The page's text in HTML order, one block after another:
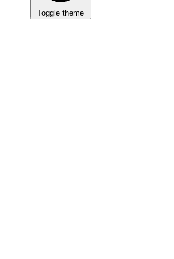
Toggle theme